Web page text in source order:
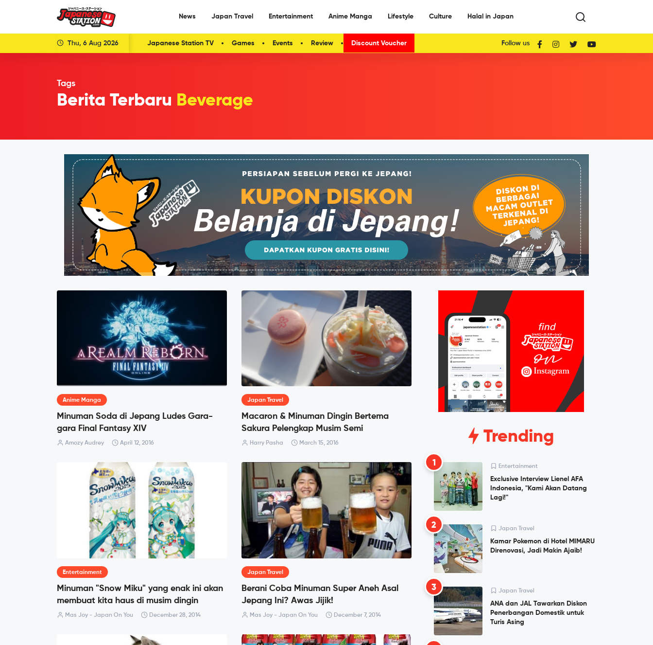
News Japan Travel Entertainment Anime Manga Lifestyle Culture Halal in Japan
Thu, 6 Aug 2026 Japanese Station TV Games Events Review Discount Voucher Follow us
Tags
Berita Terbaru Beverage
Anime Manga
Minuman Soda di Jepang Ludes Gara-
gara Final Fantasy XIV
Amozy Audrey April 12, 2016
Japan Travel
Macaron & Minuman Dingin Bertema
Sakura Pelengkap Musim Semi
Harry Pasha March 15, 2016
Entertainment
Minuman "Snow Miku" yang enak ini akan
membuat kita haus di musim dingin
Mas Joy - Japan On You December 28, 2014
Japan Travel
Berani Coba Minuman Super Aneh Asal
Jepang Ini? Awas Jijik!
Mas Joy - Japan On You December 7, 2014
Trending
1 Entertainment
Exclusive Interview Lienel AFA
Indonesia, "Kami Akan Datang
Lagi!"
2 Japan Travel
Kamar Pokemon di Hotel MIMARU
Direnovasi, Jadi Makin Ajaib!
3 Japan Travel
ANA dan JAL Tawarkan Diskon
Penerbangan Domestik untuk
Turis Asing